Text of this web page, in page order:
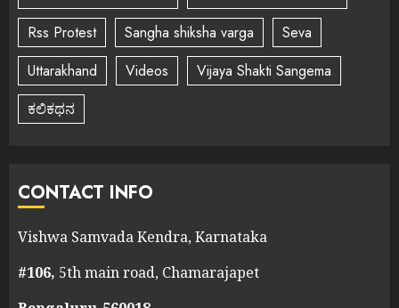
Rss Protest
Sangha shiksha varga
Seva
Uttarakhand
Videos
Vijaya Shakti Sangema
ಕಲಿಕಥನ
CONTACT INFO
Vishwa Samvada Kendra, Karnataka
#106, 5th main road, Chamarajapet